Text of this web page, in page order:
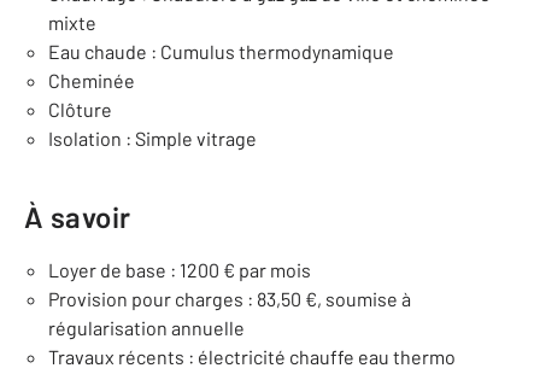
mixte
Eau chaude : Cumulus thermodynamique
Cheminée
Clôture
Isolation : Simple vitrage
À savoir
Loyer de base : 1200 € par mois
Provision pour charges : 83,50 €, soumise à
régularisation annuelle
Travaux récents : électricité chauffe eau thermo